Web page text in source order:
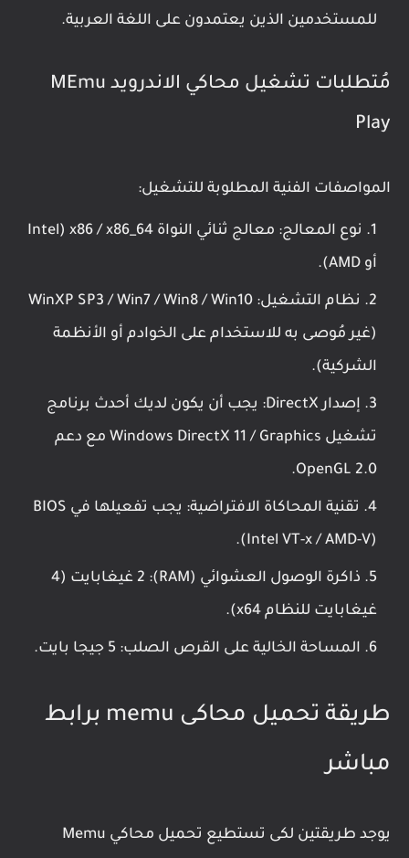
للمستخدمين الذين يعتمدون على اللغة العربية.
مُتطلبات تشغيل محاكي الاندرويد MEmu
Play
المواصفات الفنية المطلوبة للتشغيل:
نوع المعالج: معالج ثنائي النواة x86 / x86_64 (Intel
أو AMD).
نظام التشغيل: WinXP SP3 / Win7 / Win8 / Win10
(غير مُوصى به للاستخدام على الخوادم أو الأنظمة
الشركية).
إصدار DirectX: يجب أن يكون لديك أحدث برنامج
تشغيل Windows DirectX 11 / Graphics مع دعم
OpenGL 2.0.
تقنية المحاكاة الافتراضية: يجب تفعيلها في BIOS
(Intel VT-x / AMD-V).
ذاكرة الوصول العشوائي (RAM): 2 غيغابايت (4
غيغابايت للنظام x64).
المساحة الخالية على القرص الصلب: 5 جيجا بايت.
طريقة تحميل محاكى memu برابط
مباشر
يوجد طريقتين لكى تستطيع تحميل محاكي Memu